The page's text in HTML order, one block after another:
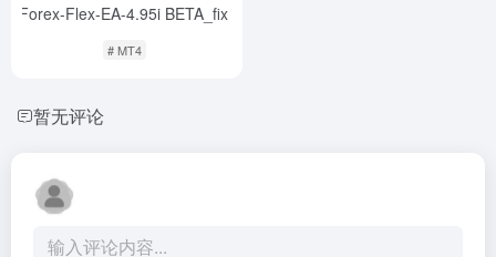
Forex-Flex-EA-4.95i BETA_fix-
# MT4
暂无评论